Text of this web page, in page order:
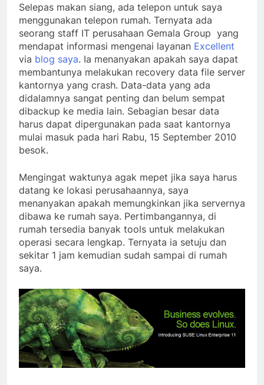
Selepas makan siang, ada telepon untuk saya
menggunakan telepon rumah. Ternyata ada
seorang staff IT perusahaan Gemala Group yang
mendapat informasi mengenai layanan Excellent
via blog saya. Ia menanyakan apakah saya dapat
membantunya melakukan recovery data file server
kantornya yang crash. Data-data yang ada
didalamnya sangat penting dan belum sempat
dibackup ke media lain. Sebagian besar data
harus dapat dipergunakan pada saat kantornya
mulai masuk pada hari Rabu, 15 September 2010
besok.
Mengingat waktunya agak mepet jika saya harus
datang ke lokasi perusahaannya, saya
menanyakan apakah memungkinkan jika servernya
dibawa ke rumah saya. Pertimbangannya, di
rumah tersedia banyak tools untuk melakukan
operasi secara lengkap. Ternyata ia setuju dan
sekitar 1 jam kemudian sudah sampai di rumah
saya.